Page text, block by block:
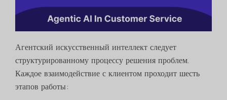
Агентский искусственный интеллект следует
структурированному процессу решения проблем.
Каждое взаимодействие с клиентом проходит шесть
этапов работы: